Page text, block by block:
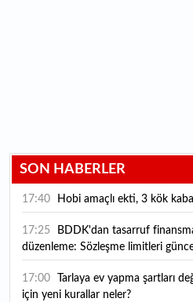
SON HABERLER
17:40 Hobi amaçlı ekti, 3 kök
17:25
düzenleme: Sözleşme limitleri
yürürlüğe girdi
17:00
için yeni kurallar neler?